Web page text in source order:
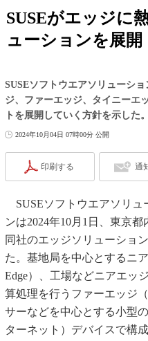
SUSEがエッジに
ューションを展開
SUSEソフトウエアソリューシ
ジ、ファーエッジ、タイニーエ
トを展開していく方針を示した。
2024年10月04日 07時00分 公開
印刷する 通
SUSEソフトウエアソリュ
ンは2024年10月1日、東京都
同社のエッジソリューショ
た。基地局を中心とするニ
Edge）、工場などニアエッ
算処理を行うファーエッジ
サーなどを中心とする小型
ターネット）デバイスで構